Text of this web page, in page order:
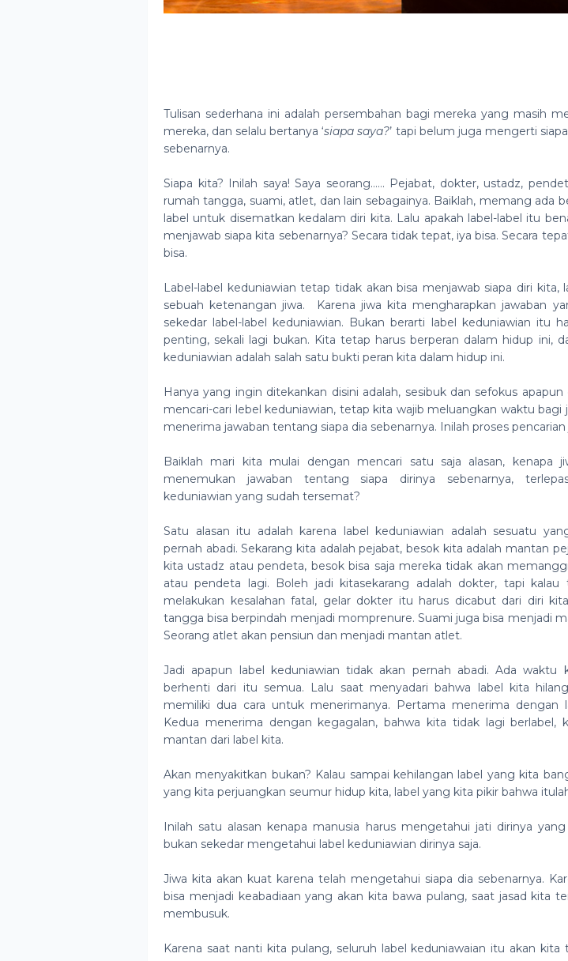
Tulisan sederhana ini adalah persembahan bagi mereka yang masih
mereka, dan selalu bertanya ‘siapa saya?’ tapi belum juga mengerti
sebenarnya.
Siapa kita? Inilah saya! Saya seorang…… Pejabat, dokter, ustadz,
rumah tangga, suami, atlet, dan lain sebagainya. Baiklah, memang ada
label untuk disematkan kedalam diri kita. Lalu apakah label-label itu
menjawab siapa kita sebenarnya? Secara tidak tepat, iya bisa. Secara
bisa.
Label-label keduniawian tetap tidak akan bisa menjawab siapa diri kita,
sebuah ketenangan jiwa.
Karena jiwa kita mengharapkan jawaban
sekedar label-label keduniawian. Bukan berarti label keduniawian itu
penting, sekali lagi bukan. Kita tetap harus berperan dalam hidup ini,
keduniawian adalah salah satu bukti peran kita dalam hidup ini.
Hanya yang ingin ditekankan disini adalah, sesibuk dan sefokus apapun
mencari-cari lebel keduniawian, tetap kita wajib meluangkan waktu bagi
menerima jawaban tentang siapa dia sebenarnya. Inilah proses pencarian
Baiklah mari kita mulai dengan mencari satu saja alasan, kenapa
menemukan jawaban tentang siapa dirinya sebenarnya,
keduniawian yang sudah tersemat?
Satu alasan itu adalah karena label keduniawian adalah sesuatu
pernah abadi. Sekarang kita adalah pejabat, besok kita adalah mantan
kita ustadz atau pendeta, besok bisa saja mereka tidak akan
atau pendeta lagi. Boleh jadi kitasekarang adalah dokter, tapi kalau
melakukan kesalahan fatal, gelar dokter itu harus dicabut dari diri
tangga bisa berpindah menjadi momprenure. Suami juga bisa menjadi
Seorang atlet akan pensiun dan menjadi mantan atlet.
Jadi apapun label keduniawian tidak akan pernah abadi. Ada waktu
berhenti dari itu semua. Lalu saat menyadari bahwa label kita
memiliki dua cara untuk menerimanya. Pertama menerima dengan
Kedua menerima dengan kegagalan, bahwa kita tidak lagi berlabel,
mantan dari label kita.
Akan menyakitkan bukan? Kalau sampai kehilangan label yang kita
yang kita perjuangkan seumur hidup kita, label yang kita pikir bahwa
Inilah satu alasan kenapa manusia harus mengetahui jati dirinya yang
bukan sekedar mengetahui label keduniawian dirinya saja.
Jiwa kita akan kuat karena telah mengetahui siapa dia sebenarnya.
bisa menjadi keabadiaan yang akan kita bawa pulang, saat jasad kita
membusuk.
Karena saat nanti kita pulang, seluruh label keduniawaian itu akan kita